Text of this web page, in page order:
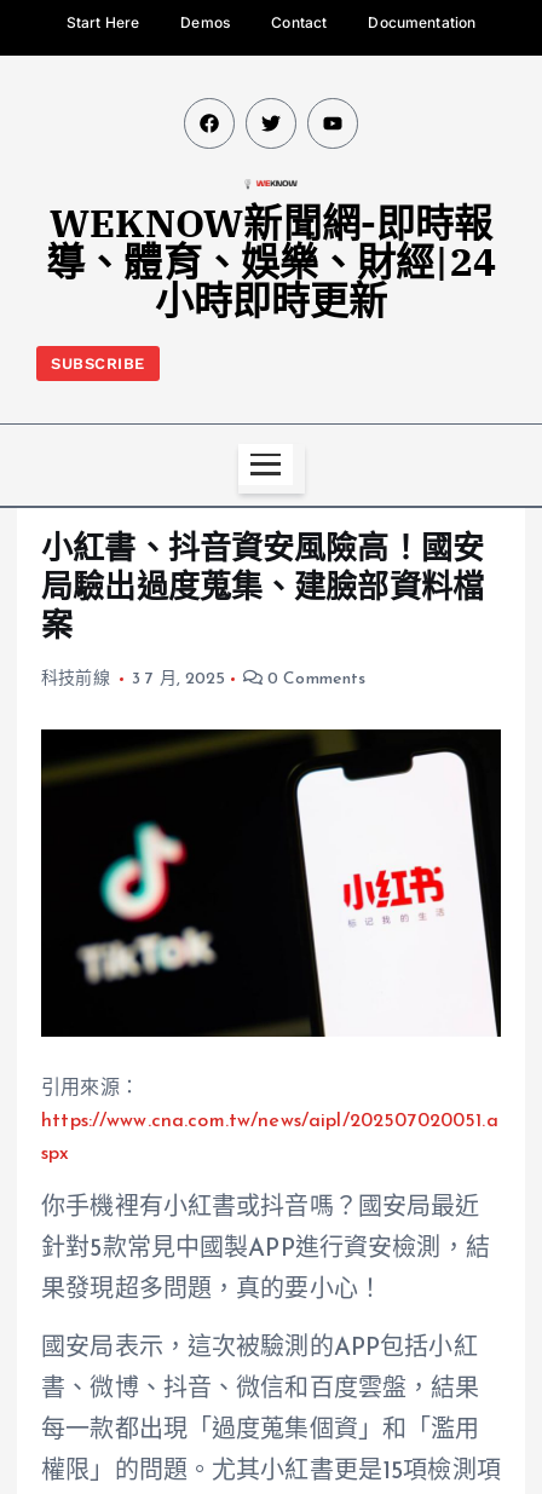
Start Here Demos Contact Documentation
WEKNOW新聞網-即時報
導、體育、娛樂、財經|24
小時即時更新
SUBSCRIBE
小紅書、抖音資安風險高！國安
局驗出過度蒐集、建臉部資料檔
案
科技前線 3 7 月, 2025 0 Comments
引用來源：
https://www.cna.com.tw/news/aipl/202507020051.a
spx
你手機裡有小紅書或抖音嗎？國安局最近
針對5款常見中國製APP進行資安檢測，結
果發現超多問題，真的要小心！
國安局表示，這次被驗測的APP包括小紅
書、微博、抖音、微信和百度雲盤，結果
每一款都出現「過度蒐集個資」和「濫用
權限」的問題。尤其小紅書更是15項檢測項